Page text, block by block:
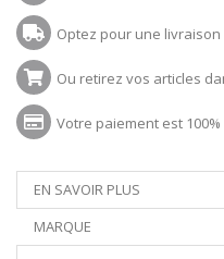
Optez pour une livraison
Ou retirez vos articles
Votre paiement est
EN SAVOIR PLUS
MARQUE